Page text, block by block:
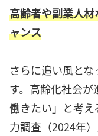
高齢者や副業人
ャンス
さらに追い風と
す。高齢化社会
働きたい」と考
力調査（2024年